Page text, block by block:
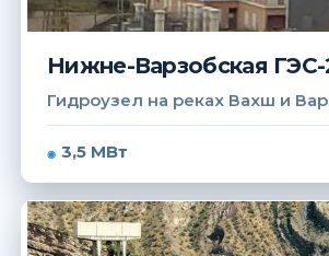
Нижне-Варзобская ГЭС-
Гидроузел на реках Вахш и
3,5 МВт